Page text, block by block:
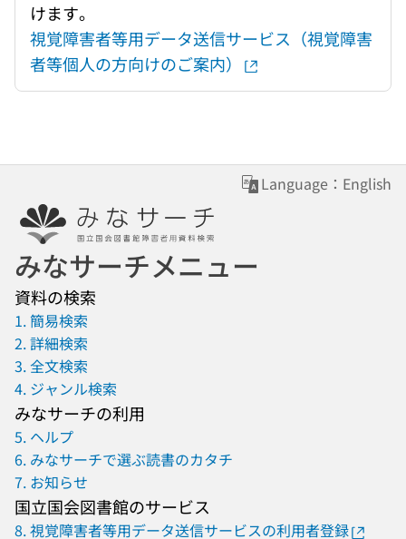
けます。
視覚障害者等用データ送信サービス（視覚障害
者等個人の方向けのご案内）
Language：English
みなサーチメニュー
資料の検索
1. 簡易検索
2. 詳細検索
3. 全文検索
4. ジャンル検索
みなサーチの利用
5. ヘルプ
6. みなサーチで選ぶ読書のカタチ
7. お知らせ
国立国会図書館のサービス
8. 視覚障害者等用データ送信サービスの利用者登録